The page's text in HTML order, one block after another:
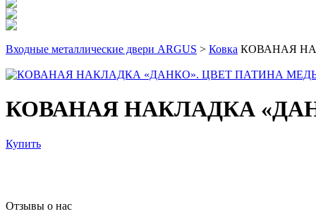
Входные металлические двери ARGUS > Ковка КОВАНАЯ
КОВАНАЯ НАКЛАДКА
Купить
Отзывы о нас